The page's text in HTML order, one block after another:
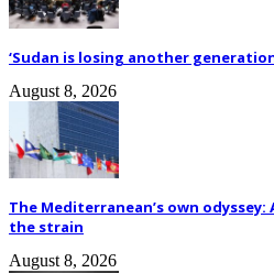
‘Sudan is losing another
August 8, 2026
The Mediterranean’s own
the strain
August 8, 2026